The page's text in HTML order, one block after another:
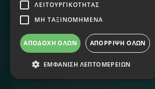
ΛΕΙΤΟΥΡΓΙΚΌΤΗΤΑΣ
ΜΗ ΤΑΞΙΝΟΜΗΜΈΝΑ
ΑΠΟΔΟΧΉ ΌΛΩΝ ΑΠΌΡΡΙΨΗ ΌΛΩΝ
ΕΜΦΆΝΙΣΗ ΛΕΠΤΟΜΕΡΕΙΏΝ